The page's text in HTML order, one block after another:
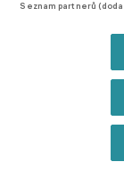
Seznam partnerů